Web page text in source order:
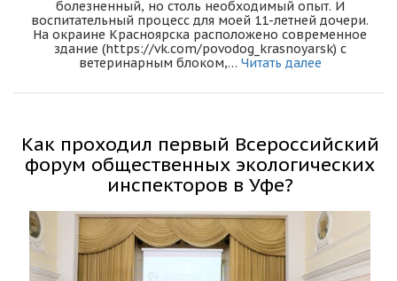
болезненный, но столь необходимый опыт. И
воспитательный процесс для моей 11-летней дочери.
На окраине Красноярска расположено современное
здание (https://vk.com/povodog_krasnoyarsk) с
ветеринарным блоком,… Читать далее
Как проходил первый Всероссийский
форум общественных экологических
инспекторов в Уфе?